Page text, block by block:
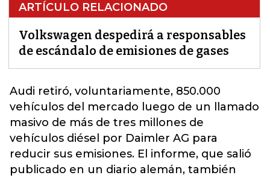
ARTÍCULO RELACIONADO
Volkswagen despedirá a responsables
de escándalo de emisiones de gases
Audi retiró, voluntariamente, 850.000
vehículos del mercado luego de un llamado
masivo de más de tres millones de
vehículos diésel por Daimler AG para
reducir sus emisiones. El informe, que salió
publicado en un diario alemán, también